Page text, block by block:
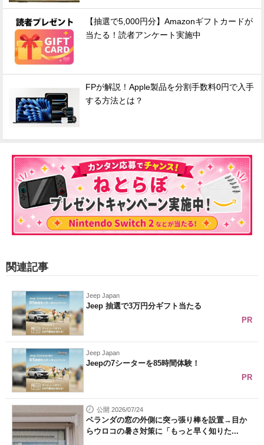
【抽選で5,000円分】Amazonギフトカードが
当たる！読者アンケート実施中
FPが解説！Apple製品を分割手数料0円で入手
する方法とは？
関連記事
Jeep Japan
Jeep 抽選で3万円分ギフト当たる
PR
Jeep Japan
Jeepの7シーターを85時間体験！
PR
公開 2026/07/24
ベランダの窓の外側に突っ張り棒を設置→目か
らウロコの暑さ対策に「もっと早く知りた...